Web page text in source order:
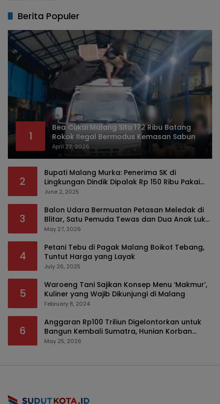
Berita Populer
1
Bea Cukai Malang Sita 172 Ribu Batang
Rokok Ilegal Bermodus Kemasan Sabun
April 22, 2026
2
Bupati Malang Murka: Penerima SK di
Lingkungan Dindik Dipalak Rp 150 Ribu Pakai
Modus Tumpengan, KPK Turut Pantau
June 2, 2025
3
Balon Udara Bermuatan Petasan Meledak di
Blitar, Satu Pemuda Tewas dan Dua Anak Luka
Serius
May 27, 2026
4
Petani Tebu di Pagak Malang Boikot Tebang,
Tuntut Harga yang Layak
July 26, 2025
5
Waroeng Tani Sajikan Konsep Menu ‘Makmur’,
Kuliner yang Wajib Dikunjungi di Malang
February 8, 2024
6
Anggaran Rp100 Triliun Digelontorkan untuk
Bangun Kembali Sumatra, Hunian Korban
Bencana Bakal Difokuskan
May 25, 2026